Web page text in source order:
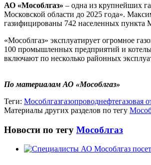
АО «Мособлгаз» – одна из крупнейших
Московской области до 2025 года».
газифицированы 742 населенных пункта
«Мособлгаз» эксплуатирует огромное
100 промышленных предприятий и
включают по несколько районных
По материалам АО «Мособлгаз»
Теги: Мособлгазгазопроводнефтегазовая
Материалы других разделов по тегу
Новости по тегу Мособлгаз